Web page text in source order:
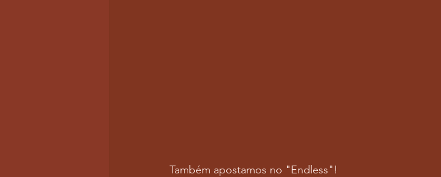
Também apostamos no "Endless"!